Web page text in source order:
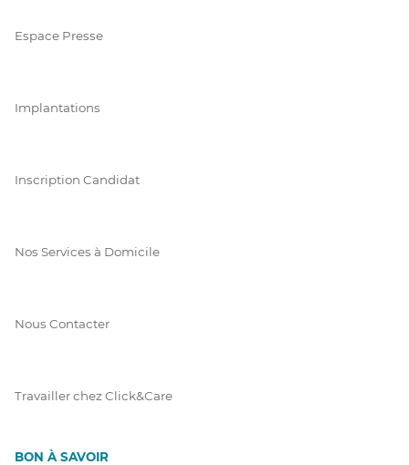
Espace Presse
Implantations
Inscription Candidat
Nos Services à Domicile
Nous Contacter
Travailler chez Click&Care
BON À SAVOIR